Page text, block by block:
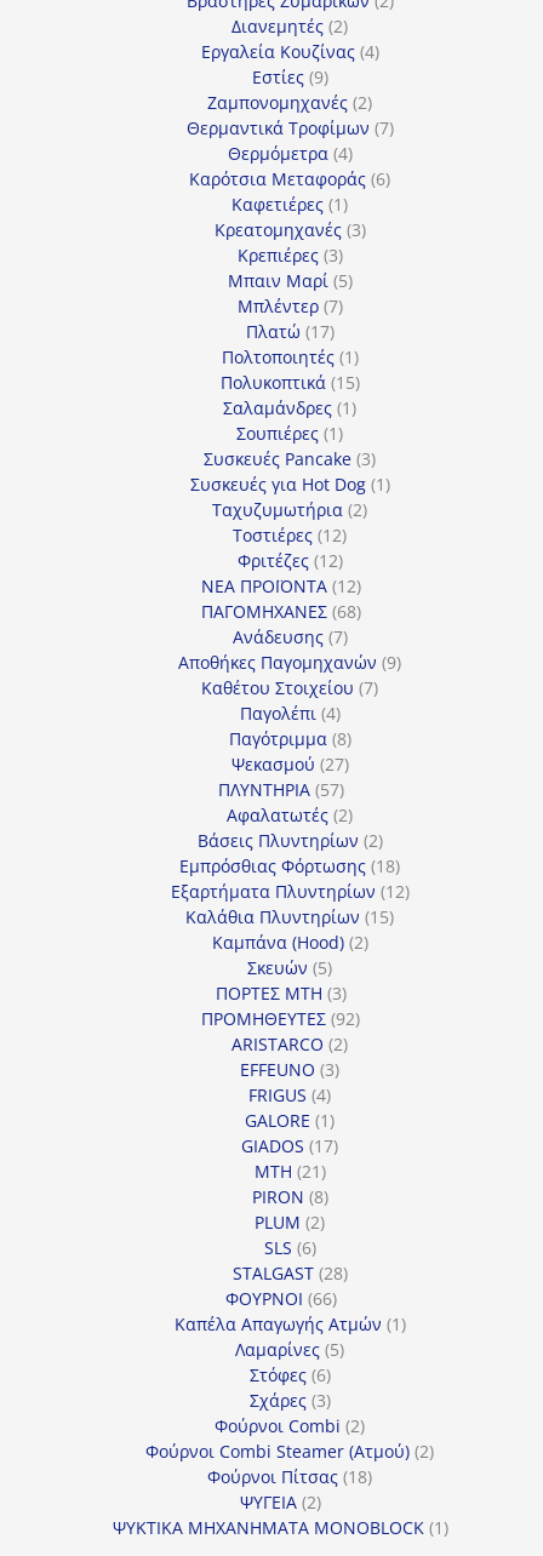
Διανεμητές 22
προϊόντα
Εργαλεία Κουζίνας 44
Εστίες 99
προϊόντα
Ζαμπονομηχανές 22
προϊόντα
Θερμαντικά Τροφίμων 77
Θερμόμετρα 44
προϊόντα
Καρότσια Μεταφοράς 66
Καφετιέρες 11
προϊόν
Κρεατομηχανές 33
Κρεπιέρες 33
προϊόντα
Μπαιν Μαρί 55
Μπλέντερ 77
Πλατώ 1717
προϊόντα
Πολτοποιητές 11
προϊόν
Πολυκοπτικά 1515
προϊόντα
Σαλαμάνδρες 11
Σουπιέρες 11
προϊόν
Συσκευές Pancake 33
προϊόντα
Συσκευές για Hot Dog 11
Ταχυζυμωτήρια 22
Τοστιέρες 1212
προϊόντα
Φριτέζες 1212
προϊόντα
ΝΕΑ ΠΡΟΪΟΝΤΑ 1212
προϊόντα
ΠΑΓΟΜΗΧΑΝΕΣ 6868
Ανάδευσης 77
προϊόντα
Αποθήκες Παγομηχανών 99
Καθέτου Στοιχείου 77
Παγολέπι 44
προϊόντα
Παγότριμμα 88
προϊόντα
Ψεκασμού 2727
προϊόντα
ΠΛΥΝΤΗΡΙΑ 5757
προϊόντα
Αφαλατωτές 22
προϊόντα
Βάσεις Πλυντηρίων 22
προϊόντα
Εμπρόσθιας Φόρτωσης 1818
προϊόντα
Εξαρτήματα Πλυντηρίων 1212
Καλάθια Πλυντηρίων 1515
Καμπάνα (Hood) 22
Σκευών 55
προϊόντα
ΠΟΡΤΕΣ MTH 33
προϊόντα
ΠΡΟΜΗΘΕΥΤΕΣ 9292
ARISTARCO 22
EFFEUNO 33
FRIGUS 44
προϊόντα
GALORE 11
προϊόν
GIADOS 1717
MTH 2121
προϊόντα
PIRON 88
προϊόντα
PLUM 22
SLS 66
προϊόντα
STALGAST 2828
ΦΟΥΡΝΟΙ 6666
προϊόντα
Καπέλα Απαγωγής Ατμών 11
Λαμαρίνες 55
Στόφες 66
προϊόντα
Σχάρες 33
προϊόντα
Φούρνοι Combi 22
προϊόντα
Φούρνοι Combi Steamer (Ατμού) 22
Φούρνοι Πίτσας 1818
ΨΥΓΕΙΑ 22
προϊόντα
ΨΥΚΤΙΚΑ ΜΗΧΑΝΗΜΑΤΑ MONOBLOCK 11